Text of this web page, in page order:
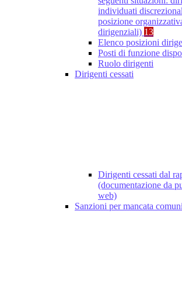
individuati
posizione
dirigenziali) 13
Elenco posizioni
Posti di funzione
Ruolo dirigenti
Dirigenti cessati
Dirigenti cessati dal
(documentazione da
web)
Sanzioni per mancata